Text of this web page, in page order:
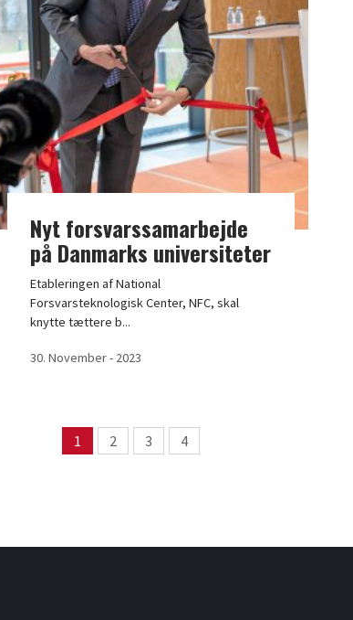
Nyt forsvarssamarbejde
på Danmarks universiteter
Etableringen af National
Forsvarsteknologisk Center, NFC, skal
knytte tættere b...
30. November - 2023
Page navigation
Page
1 Page
2 Page
3 Page
4